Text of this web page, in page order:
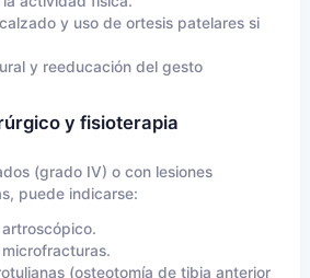
y uso de ortesis patelares si
y reeducación del gesto
y fisioterapia
(grado IV) o con lesiones
puede indicarse:
(osteotomía de tibia anterior